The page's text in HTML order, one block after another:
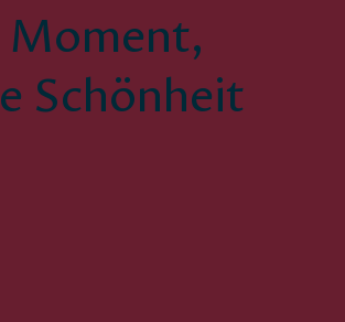
Moment,
Schönheit